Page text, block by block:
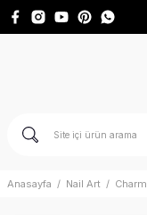
Anasayfa Nail Art Charm